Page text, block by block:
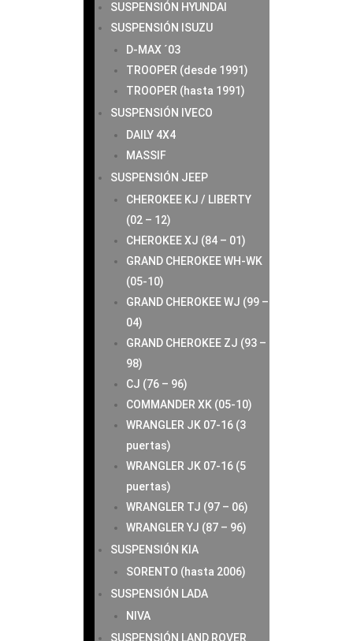
SUSPENSIÓN HYUNDAI
SUSPENSIÓN ISUZU
D-MAX ´03
TROOPER (desde 1991)
TROOPER (hasta 1991)
SUSPENSIÓN IVECO
DAILY 4X4
MASSIF
SUSPENSIÓN JEEP
CHEROKEE KJ / LIBERTY
(02 – 12)
CHEROKEE XJ (84 – 01)
GRAND CHEROKEE WH-WK
(05-10)
GRAND CHEROKEE WJ (99 –
04)
GRAND CHEROKEE ZJ (93 –
98)
CJ (76 – 96)
COMMANDER XK (05-10)
WRANGLER JK 07-16 (3
puertas)
WRANGLER JK 07-16 (5
puertas)
WRANGLER TJ (97 – 06)
WRANGLER YJ (87 – 96)
SUSPENSIÓN KIA
SORENTO (hasta 2006)
SUSPENSIÓN LADA
NIVA
SUSPENSIÓN LAND ROVER